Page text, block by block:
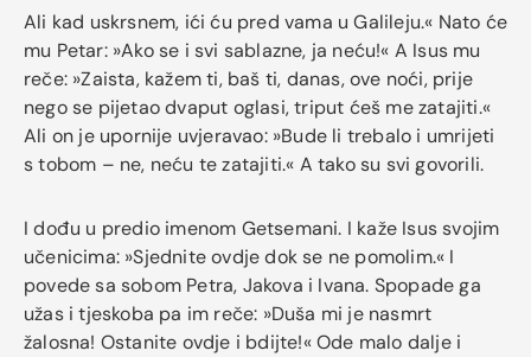
Ali kad uskrsnem, ići ću pred vama u Galileju.« Nato će
mu Petar: »Ako se i svi sablazne, ja neću!« A Isus mu
reče: »Zaista, kažem ti, baš ti, danas, ove noći, prije
nego se pijetao dvaput oglasi, triput ćeš me zatajiti.«
Ali on je upornije uvjeravao: »Bude li trebalo i umrijeti
s tobom – ne, neću te zatajiti.« A tako su svi govorili.
I dođu u predio imenom Getsemani. I kaže Isus svojim
učenicima: »Sjednite ovdje dok se ne pomolim.« I
povede sa sobom Petra, Jakova i Ivana. Spopade ga
užas i tjeskoba pa im reče: »Duša mi je nasmrt
žalosna! Ostanite ovdje i bdijte!« Ode malo dalje i